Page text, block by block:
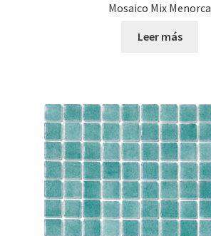
Mosaico Mix Menorca
Leer más